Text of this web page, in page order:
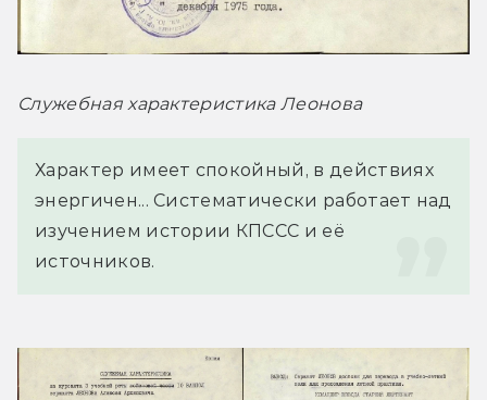
Служебная характеристика Леонова
Характер имеет спокойный, в действиях
энергичен... Систематически работает над
изучением истории КПССС и её
источников.